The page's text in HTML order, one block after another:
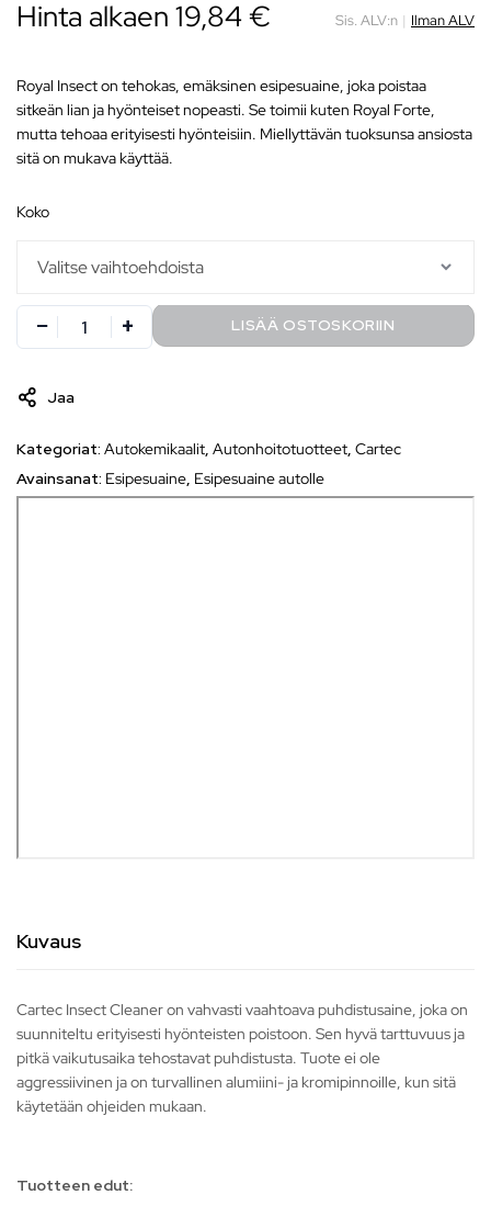
Hinta alkaen 19,84€ Sis. ALV:n | Ilman ALV
Royal Insect on tehokas, emäksinen esipesuaine, joka poistaa
sitkeän lian ja hyönteiset nopeasti. Se toimii kuten Royal Forte,
mutta tehoaa erityisesti hyönteisiin. Miellyttävän tuoksunsa ansiosta
sitä on mukava käyttää.
koko
LISÄÄ OSTOSKORIIN
Jaa
Kategoriat: Autokemikaalit, Autonhoitotuotteet, Cartec
Avainsanat: Esipesuaine, Esipesuaine autolle
Kuvaus
Cartec Insect Cleaner on vahvasti vaahtoava puhdistusaine, joka on
suunniteltu erityisesti hyönteisten poistoon. Sen hyvä tarttuvuus ja
pitkä vaikutusaika tehostavat puhdistusta. Tuote ei ole
aggressiivinen ja on turvallinen alumiini- ja kromipinnoille, kun sitä
käytetään ohjeiden mukaan.
Tuotteen edut: